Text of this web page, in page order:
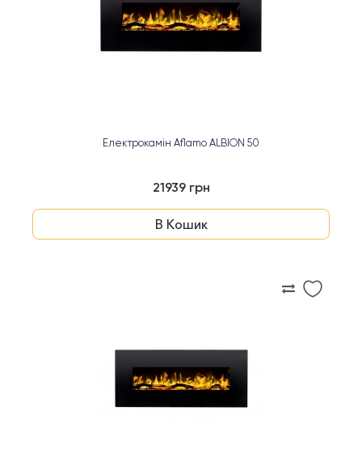
Електрокамін Aflamo ALBION 50
21939 грн
В Кошик